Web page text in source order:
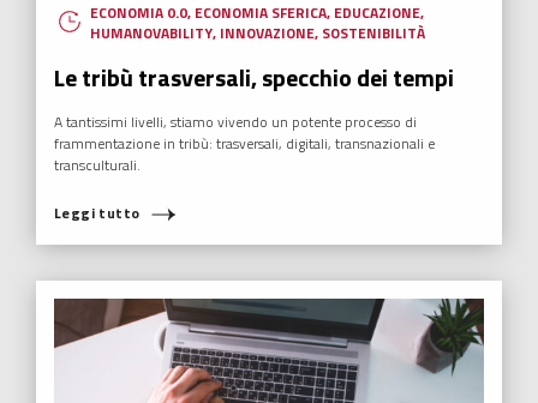
ECONOMIA 0.0, ECONOMIA SFERICA, EDUCAZIONE,
HUMANOVABILITY, INNOVAZIONE, SOSTENIBILITÀ
Le tribù trasversali, specchio dei tempi
A tantissimi livelli, stiamo vivendo un potente processo di
frammentazione in tribù: trasversali, digitali, transnazionali e
transculturali.
Leggi tutto